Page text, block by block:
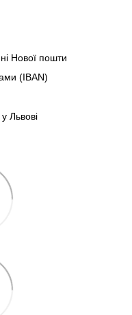
Нової пошти
(IBAN)
Львові